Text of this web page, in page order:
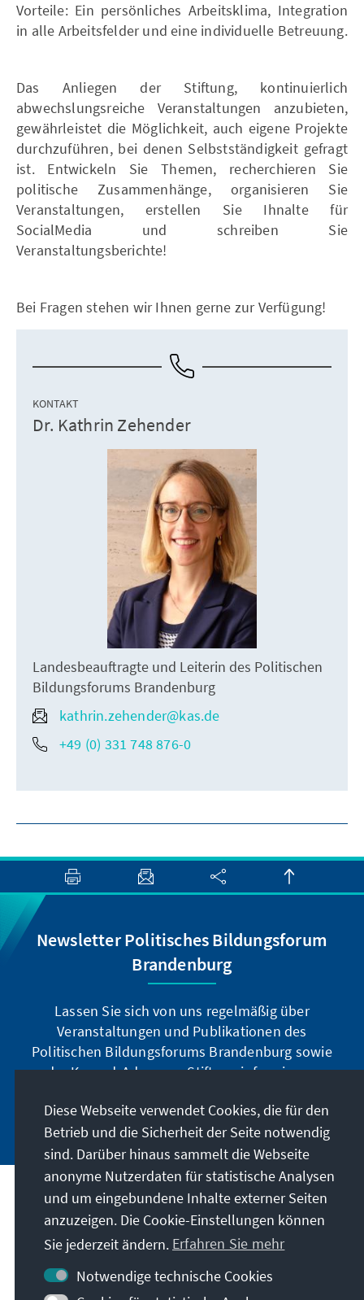
Vorteile: Ein persönliches Arbeitsklima, Integration
in alle Arbeitsfelder und eine individuelle Betreuung.
Das Anliegen der Stiftung, kontinuierlich
abwechslungsreiche Veranstaltungen anzubieten,
gewährleistet die Möglichkeit, auch eigene Projekte
durchzuführen, bei denen Selbstständigkeit gefragt
ist. Entwickeln Sie Themen, recherchieren Sie
politische Zusammenhänge, organisieren Sie
Veranstaltungen, erstellen Sie Ihnalte für
SocialMedia und schreiben Sie
Veranstaltungsberichte!
Bei Fragen stehen wir Ihnen gerne zur Verfügung!
KONTAKT
Dr. Kathrin Zehender
Landesbeauftragte und Leiterin des Politischen
Bildungsforums Brandenburg
kathrin.zehender@kas.de
+49 (0) 331 748 876-0
Newsletter Politisches Bildungsforum
Brandenburg
Lassen Sie sich von uns regelmäßig über
Veranstaltungen und Publikationen des
Politischen Bildungsforums Brandenburg sowie
der Konrad-Adenauer-Stiftung informieren.
Jetzt abonnieren
Anschrift
Kontakt
Besuchen Sie auch
Diese Webseite verwendet Cookies, die für den
Betrieb und die Sicherheit der Seite notwendig
sind. Darüber hinaus sammelt die Webseite
anonyme Nutzerdaten für statistische Analysen
und um eingebundene Inhalte externer Seiten
anzuzeigen. Die Cookie-Einstellungen können
Sie jederzeit ändern. Erfahren Sie mehr
Notwendige technische Cookies